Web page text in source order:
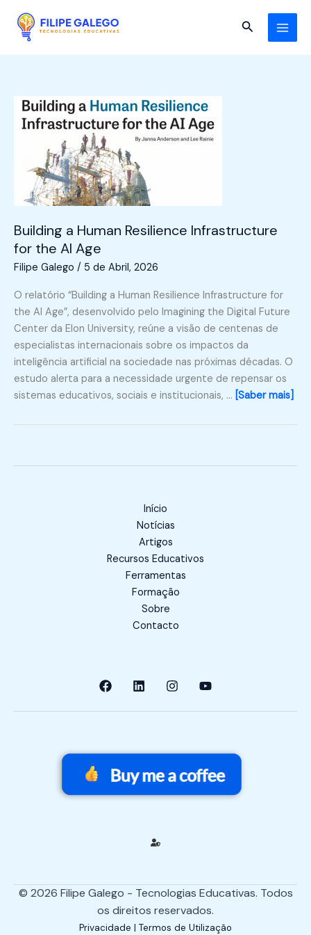
content
Search
Building a Human Resilience Infrastructure
for the AI Age
Filipe Galego / 5 de Abril, 2026
O relatório “Building a Human Resilience Infrastructure for
the AI Age”, desenvolvido pelo Imagining the Digital Future
Center da Elon University, reúne a visão de centenas de
especialistas internacionais sobre os impactos da
inteligência artificial na sociedade nas próximas décadas. O
estudo alerta para a necessidade urgente de repensar os
sistemas educativos, sociais e institucionais, … [Saber mais]
Início
Notícias
Artigos
Recursos Educativos
Ferramentas
Formação
Sobre
Contacto
© 2026 Filipe Galego - Tecnologias Educativas. Todos
os direitos reservados.
Privacidade | Termos de Utilização